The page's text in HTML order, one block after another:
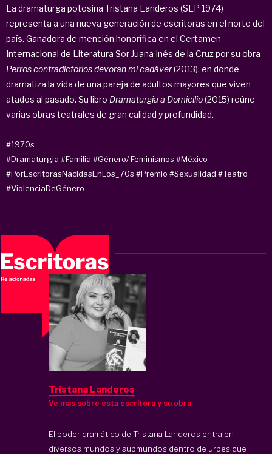
La dramaturga potosina Tristana Landeros (SLP 1974)
representa a una nueva generación de escritoras en el norte del
país. Ganadora de mención honorífica en el Certamen
Internacional de Literatura Sor Juana Inés de la Cruz por su obra
Perros contradictorios devoran mi cadáver(2013), en donde
dramatiza la vida de una pareja de adultos mayores que viven
atados al pasado. Su libro Dramaturgia a Domicilio(2015) reúne
varias obras teatrales de gran calidad y profundidad.
#1970s
#Dramaturgia #Familia #Género/ Feminismos #México
#PorEscritorasNacidasEnLos_70s #Premio #Sexualidad #Teatro
#ViolenciaDeGénero
Tristana Landeros
Ve más sobre esta escritora y su obra
El poder dramático de Tristana Landeros entra en
diversos mundos y submundos dentro de urbes que